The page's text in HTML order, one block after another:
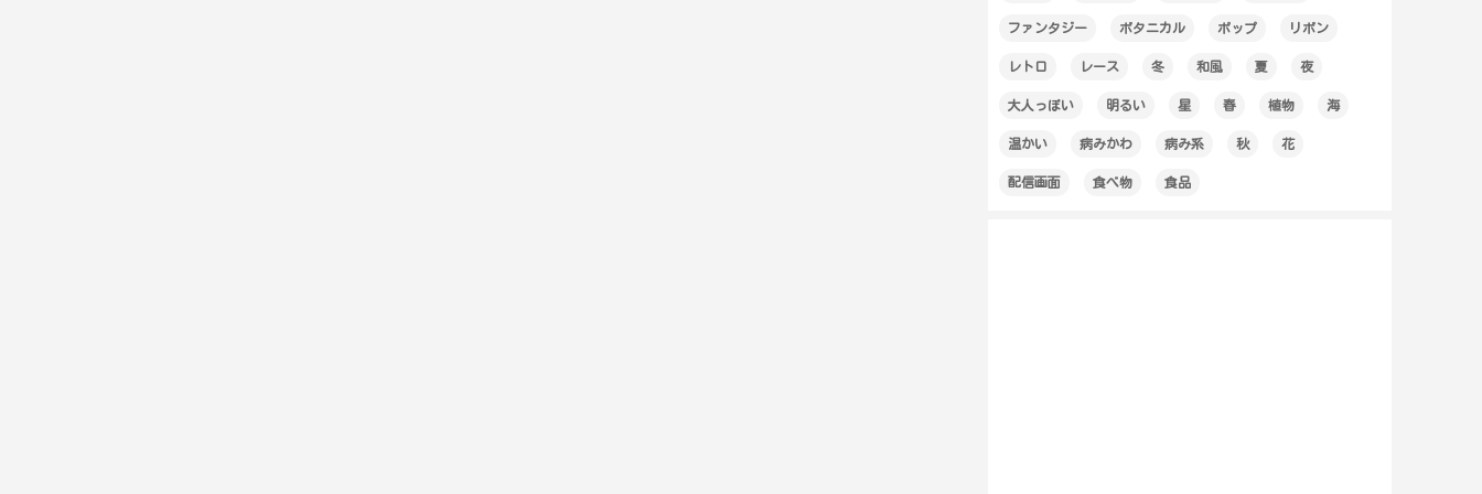
ファンタジー ボタニカル ポップ リボン
レトロ レース 冬 和風 夏 夜
大人っぽい 明るい 星 春 植物 海
温かい 病みかわ 病み系 秋 花
配信画面 食べ物 食品